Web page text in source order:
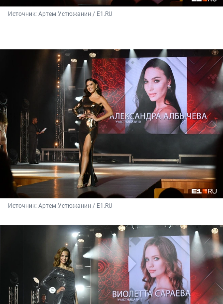
Источник: Артем Устюжанин / Е1.RU
Источник: Артем Устюжанин / Е1.RU